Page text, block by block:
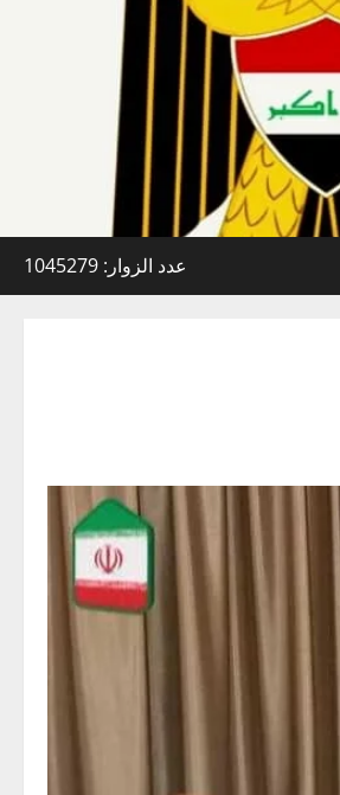
عدد الزوار: 1045279